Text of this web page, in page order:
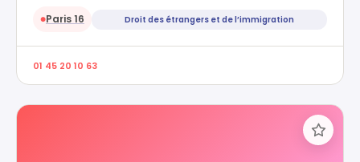
●Paris 16 Droit des étrangers et de l’immigration
01 45 20 10 63